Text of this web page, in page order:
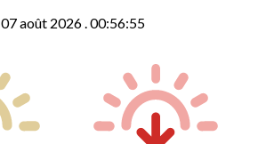
07 août 2026 .00:56:56